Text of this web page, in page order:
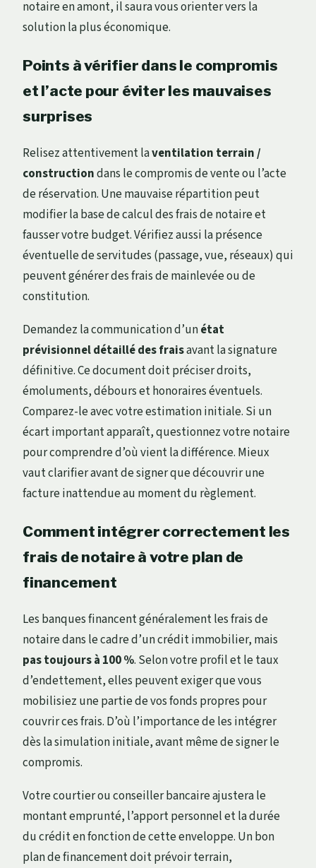
notaire en amont, il saura vous orienter vers la
solution la plus économique.
Points à vérifier dans le compromis
et l’acte pour éviter les mauvaises
surprises
Relisez attentivement laventilation terrain /
constructiondans le compromis de vente ou l’acte
de réservation. Une mauvaise répartition peut
modifier la base de calcul des frais de notaire et
fausser votre budget. Vérifiez aussi la présence
éventuelle de servitudes (passage, vue, réseaux) qui
peuvent générer des frais de mainlevée ou de
constitution.
Demandez la communication d’unétat
prévisionnel détaillé des fraisavant la signature
définitive. Ce document doit préciser droits,
émoluments, débours et honoraires éventuels.
Comparez-le avec votre estimation initiale. Si un
écart important apparaît, questionnez votre notaire
pour comprendre d’où vient la différence. Mieux
vaut clarifier avant de signer que découvrir une
facture inattendue au moment du règlement.
Comment intégrer correctement les
frais de notaire à votre plan de
financement
Les banques financent généralement les frais de
notaire dans le cadre d’un crédit immobilier, mais
pas toujours à 100 %. Selon votre profil et le taux
d’endettement, elles peuvent exiger que vous
mobilisiez une partie de vos fonds propres pour
couvrir ces frais. D’où l’importance de les intégrer
dès la simulation initiale, avant même de signer le
compromis.
Votre courtier ou conseiller bancaire ajustera le
montant emprunté, l’apport personnel et la durée
du crédit en fonction de cette enveloppe. Un bon
plan de financement doit prévoir terrain,